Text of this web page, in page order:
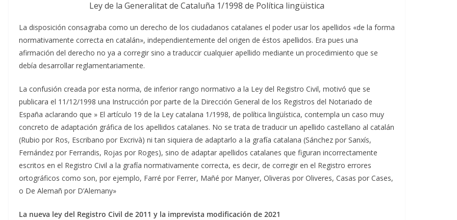
Ley de la Generalitat de Cataluña 1/1998 de Política lingüistica
La disposición consagraba como un derecho de los ciudadanos catalanes el poder usar los apellidos «de la forma
normativamente correcta en catalán», independientemente del origen de éstos apellidos. Era pues una
afirmación del derecho no ya a corregir sino a traduccir cualquier apellido mediante un procedimiento que se
debía desarrollar reglamentariamente.
La confusión creada por esta norma, de inferior rango normativo a la Ley del Registro Civil, motivó que se
publicara el 11/12/1998 una Instrucción por parte de la Dirección General de los Registros del Notariado de
España aclarando que » El artículo 19 de la Ley catalana 1/1998, de política lingüística, contempla un caso muy
concreto de adaptación gráfica de los apellidos catalanes. No se trata de traducir un apellido castellano al catalán
(Rubio por Ros, Escribano por Excrivà) ni tan siquiera de adaptarlo a la grafía catalana (Sánchez por Sanxís,
Fernández por Ferrandis, Rojas por Roges), sino de adaptar apellidos catalanes que figuran incorrectamente
escritos en el Registro Civil a la grafía normativamente correcta, es decir, de corregir en el Registro errores
ortográficos como son, por ejemplo, Farré por Ferrer, Mañé por Manyer, Oliveras por Oliveres, Casas por Cases,
o De Alemañ por D’Alemany»
La nueva ley del Registro Civil de 2011 y la imprevista modificación de 2021